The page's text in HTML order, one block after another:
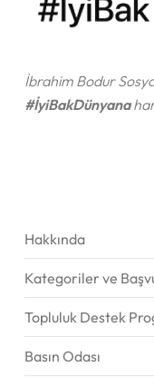
İbrahim Bodur
#İyiBakDünyana
Hakkında
Kategoriler ve
Topluluk Destek
Basın Odası